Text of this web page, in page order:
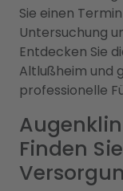
Sie einen
Untersuchung
Entdecken Sie
Altlußheim und
professionelle
Finden